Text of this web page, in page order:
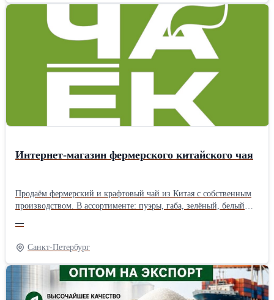
подсолнечное высокоолеиновое ТМ «Астон» - Рафинированное
и нерафинированное масло наливом (авто-, ж/д цистерны,
flexitank 22 тонны) География поставок: Россия, СНГ, КНР,
Вьетнам, Афганистан и др. Цены зависят от объема закупки,
условий доставки, фасовки, и других условий. Доставляем
авто-, жд- и морским транспортом на условиях EXW, FCA, DAP,
требованиям ХАССП, стандартам ISO и иным международным
Интернет-магазин фермерского китайского чая
Продаём фермерский и крафтовый чай из Китая с собственным
производством. В ассортименте: пуэры, габа, зелёный, белый
производства делается в ограниченном тираже — только
качественное сырьё и авторские рецептуры. Бесплатная доставка
по России от 1 500 ₽. Оплата долями. Скидки в разделе
«Акции».
—
Санкт-Петербург